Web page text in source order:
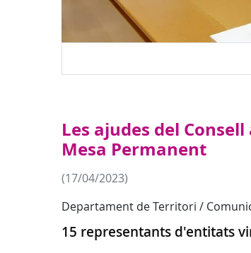
Les ajudes del
Mesa Permanent
(17/04/2023)
Departament de Territori /
15 representants d'entitats